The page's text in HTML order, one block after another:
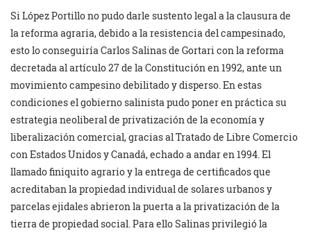
Si López Portillo no pudo darle sustento legal a la clausura de
la reforma agraria, debido a la resistencia del campesinado,
esto lo conseguiría Carlos Salinas de Gortari con la reforma
decretada al artículo 27 de la Constitución en 1992, ante un
movimiento campesino debilitado y disperso. En estas
condiciones el gobierno salinista pudo poner en práctica su
estrategia neoliberal de privatización de la economía y
liberalización comercial, gracias al Tratado de Libre Comercio
con Estados Unidos y Canadá, echado a andar en 1994. El
llamado finiquito agrario y la entrega de certificados que
acreditaban la propiedad individual de solares urbanos y
parcelas ejidales abrieron la puerta a la privatización de la
tierra de propiedad social. Para ello Salinas privilegió la